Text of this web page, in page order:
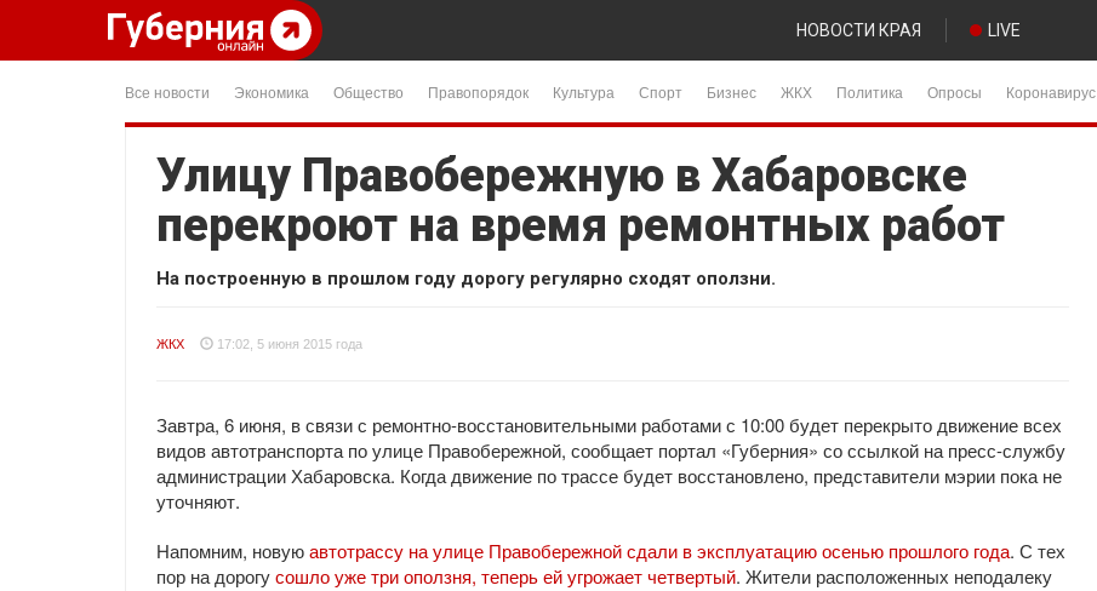
НОВОСТИ КРАЯ LIVE
Все новости Экономика Общество Правопорядок Культура Спорт Бизнес ЖКХ Политика Опросы Коронавирус
Улицу Правобережную в Хабаровске
перекроют на время ремонтных работ
На построенную в прошлом году дорогу регулярно сходят оползни.
ЖКХ 17:02, 5 июня 2015 года
Завтра, 6 июня, в связи с ремонтно-восстановительными работами с 10:00 будет перекрыто движение всех
видов автотранспорта по улице Правобережной, сообщает портал «Губерния» со ссылкой на пресс-службу
администрации Хабаровска. Когда движение по трассе будет восстановлено, представители мэрии пока не
уточняют.
Напомним, новуюавтотрассу на улице Правобережной сдали в эксплуатацию осенью прошлого года. С тех
пор на дорогусошло уже три оползня, теперь ей угрожает четвертый. Жители расположенных неподалеку